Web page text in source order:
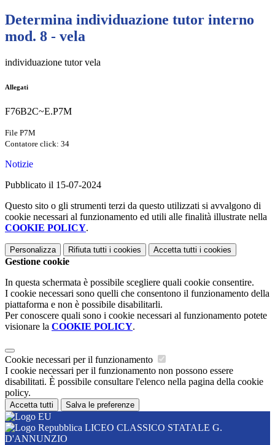
Determina individuazione tutor interno
mod. 8 - vela
individuazione tutor vela
Allegati
F76B2C~E.P7M
File P7M
Contatore click: 34
Notizie
Pubblicato il 15-07-2024
Questo sito o gli strumenti terzi da questo utilizzati si avvalgono di
cookie necessari al funzionamento ed utili alle finalità illustrate nella
COOKIE POLICY.
Personalizza Rifiuta tutti i cookies Accetta tutti i cookies
Gestione cookie
In questa schermata è possibile scegliere quali cookie consentire.
I cookie necessari sono quelli che consentono il funzionamento della
piattaforma e non è possibile disabilitarli.
Per conoscere quali sono i cookie necessari al funzionamento potete
visionare la COOKIE POLICY.
Cookie necessari per il funzionamento
I cookie necessari per il funzionamento non possono essere
disabilitati. È possibile consultare l'elenco nella pagina della cookie
policy.
Accetta tutti Salva le preferenze
LICEO CLASSICO STATALE G.
D'ANNUNZIO